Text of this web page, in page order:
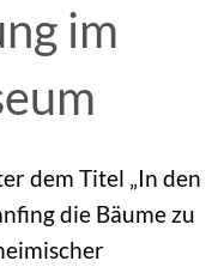
im
dem Titel „In den
die Bäume zu